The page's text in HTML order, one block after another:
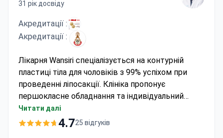
31 рік досвіду
Акредитації :
Акредитації :
Лікарня Wansiri спеціалізується на контурній
пластиці тіла для чоловіків з 99% успіхом при
проведенні ліпосакції. Клініка пропонує
першокласне обладнання та індивідуальний
підхід. Доктор Саран Ванначамрас, який пройшов
навчання в США і має понад 31 рік досвіду
Читати далі
4.725 відгуків